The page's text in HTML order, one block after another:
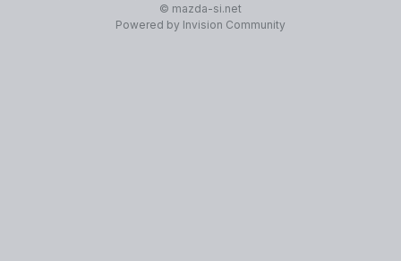
© mazda-si.net
Powered by Invision Community